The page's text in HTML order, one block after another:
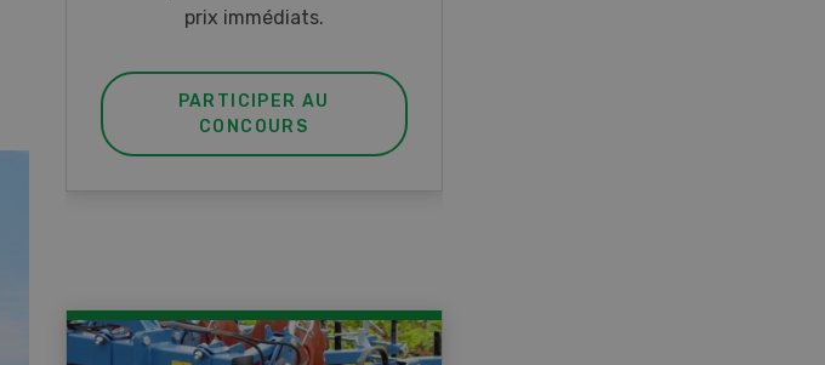
prix immédiats.
PARTICIPER AU
CONCOURS